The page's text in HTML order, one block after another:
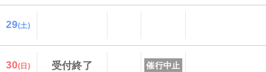
29(土)
30(日) 受付終了 催行中止